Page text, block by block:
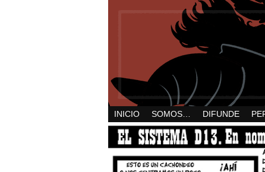
INICIO SOMOS… DIFUNDE